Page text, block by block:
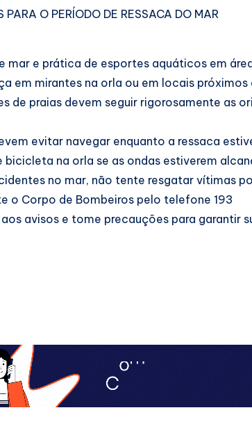
PARA O PERÍODO DE RESSACA DO MAR
mar e prática de esportes aquáticos em
em mirantes na orla ou em locais
de praias devem seguir rigorosamente as
evitar navegar enquanto a ressaca
bicicleta na orla se as ondas estiverem
no mar, não tente resgatar vítimas
o Corpo de Bombeiros pelo telefone 193
avisos e tome precauções para garantir